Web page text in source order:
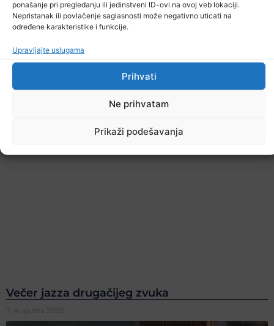
ponašanje pri pregledanju ili jedinstveni ID-ovi na ovoj veb lokaciji.
Nepristanak ili povlačenje saglasnosti može negativno uticati na
određene karakteristike i funkcije.
Upravljajte uslugama
Prihvati
Ne prihvatam
Prikaži podešavanja
Večer jazza drugačijeg zvuka
7. Augusta 2026.